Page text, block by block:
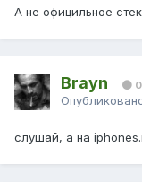
А не официльное
Brayn 0
слушай, а на